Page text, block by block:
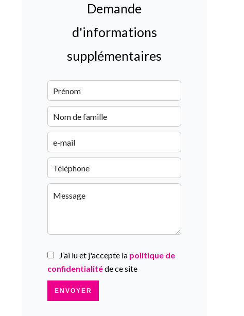
Demande
d'informations
supplémentaires
J’ai lu et j'accepte la politique de
confidentialitéde ce site
ENVOYER